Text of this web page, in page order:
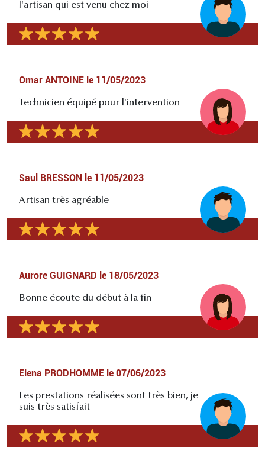
l'artisan qui est venu chez moi
Omar ANTOINE le 11/05/2023
Technicien équipé pour l'intervention
Saul BRESSON le 11/05/2023
Artisan très agréable
Aurore GUIGNARD le 18/05/2023
Bonne écoute du début à la fin
Elena PRODHOMME le 07/06/2023
Les prestations réalisées sont très bien, je
suis très satisfait